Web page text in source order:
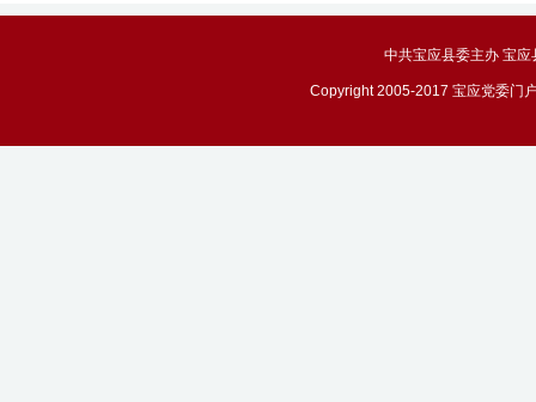
中共宝应县委主办 宝
Copyright 2005-2017 宝应党委门